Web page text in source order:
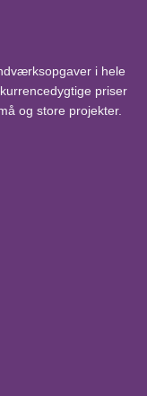
i hele
priser
og store projekter.